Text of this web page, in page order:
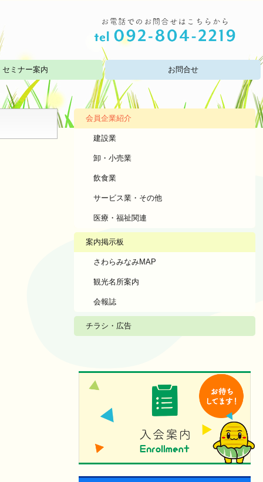
セミナー案内 お問合せ
会員企業紹介
建設業
卸・小売業
飲食業
サービス業・その他
医療・福祉関連
案内掲示板
さわらみなみMAP
観光名所案内
会報誌
チラシ・広告